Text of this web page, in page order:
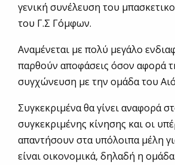
γενική συνέλευση του
του Γ.Σ Γόμφων.
Αναμένεται με πολύ μεγάλο
παρθούν αποφάσεις όσον αφορά
συγχώνευση με την ομάδα του
Συγκεκριμένα θα γίνει αναφορά
συγκεκριμένης κίνησης και οι
απαντήσουν στα υπόλοιπα μέλη
είναι οικονομικά, δηλαδή η